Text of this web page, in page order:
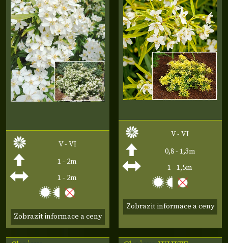
V - VI
1 - 2m
1 - 2m
Zobrazit informace a ceny
V - VI
0,8 - 1,3m
1 - 1,5m
Zobrazit informace a ceny